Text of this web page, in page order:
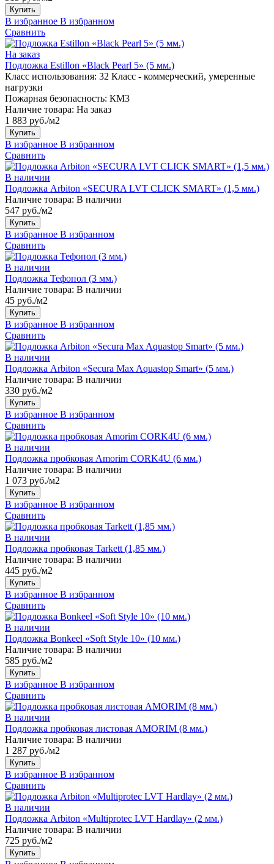
Купить
В избранное В избранном
Сравнить
На заказ
Подложка Estillon «Black Pearl 5» (5 мм.)
Класс использования: 32 Класс - коммерческий, умеренные
нагрузки
Пожарная безопасность: КМ3
Наличие товара: На заказ
1 883 руб./м2
Купить
В избранное В избранном
Сравнить
В наличии
Подложка Arbiton «SECURA LVT CLICK SMART» (1,5 мм.)
Наличие товара: В наличии
547 руб./м2
Купить
В избранное В избранном
Сравнить
В наличии
Подложка Тефопол (3 мм.)
Наличие товара: В наличии
45 руб./м2
Купить
В избранное В избранном
Сравнить
В наличии
Подложка Arbiton «Secura Max Aquastop Smart» (5 мм.)
Наличие товара: В наличии
330 руб./м2
Купить
В избранное В избранном
Сравнить
В наличии
Подложка пробковая Amorim CORK4U (6 мм.)
Наличие товара: В наличии
1 073 руб./м2
Купить
В избранное В избранном
Сравнить
В наличии
Подложка пробковая Tarkett (1,85 мм.)
Наличие товара: В наличии
445 руб./м2
Купить
В избранное В избранном
Сравнить
В наличии
Подложка Bonkeel «Soft Style 10» (10 мм.)
Наличие товара: В наличии
585 руб./м2
Купить
В избранное В избранном
Сравнить
В наличии
Подложка пробковая листовая AMORIM (8 мм.)
Наличие товара: В наличии
1 287 руб./м2
Купить
В избранное В избранном
Сравнить
В наличии
Подложка Arbiton «Multiprotec LVT Hardlay» (2 мм.)
Наличие товара: В наличии
725 руб./м2
Купить